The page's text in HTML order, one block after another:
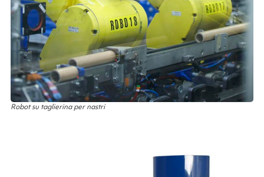
Robot su taglierina per nastri